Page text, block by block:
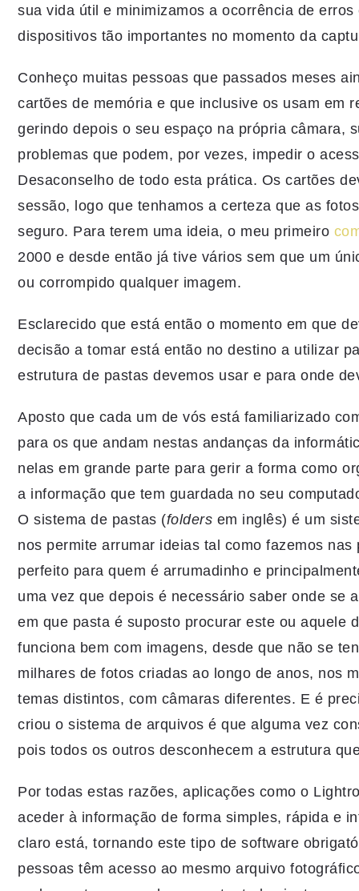
sua vida útil e minimizamos a ocorrência de
dispositivos tão importantes no momento da
Conheço muitas pessoas que passados meses
cartões de memória e que inclusive os usam em
gerindo depois o seu espaço na própria câmara,
problemas que podem, por vezes, impedir o
Desaconselho de todo esta prática. Os cartões
sessão, logo que tenhamos a certeza que as
seguro. Para terem uma ideia, o meu primeiro
2000 e desde então já tive vários sem que um
ou corrompido qualquer imagem.
Esclarecido que está então o momento em que
decisão a tomar está então no destino a utilizar
estrutura de pastas devemos usar e para onde
Aposto que cada um de vós está familiarizado
para os que andam nestas andanças da
nelas em grande parte para gerir a forma como
a informação que tem guardada no seu
O sistema de pastas (folders em inglês) é um
nos permite arrumar ideias tal como fazemos
perfeito para quem é arrumadinho e
uma vez que depois é necessário saber onde se
em que pasta é suposto procurar este ou aquele
funciona bem com imagens, desde que não se
milhares de fotos criadas ao longo de anos, nos
temas distintos, com câmaras diferentes. E é
criou o sistema de arquivos é que alguma vez
pois todos os outros desconhecem a estrutura
Por todas estas razões, aplicações como o
aceder à informação de forma simples, rápida e
claro está, tornando este tipo de software
pessoas têm acesso ao mesmo arquivo